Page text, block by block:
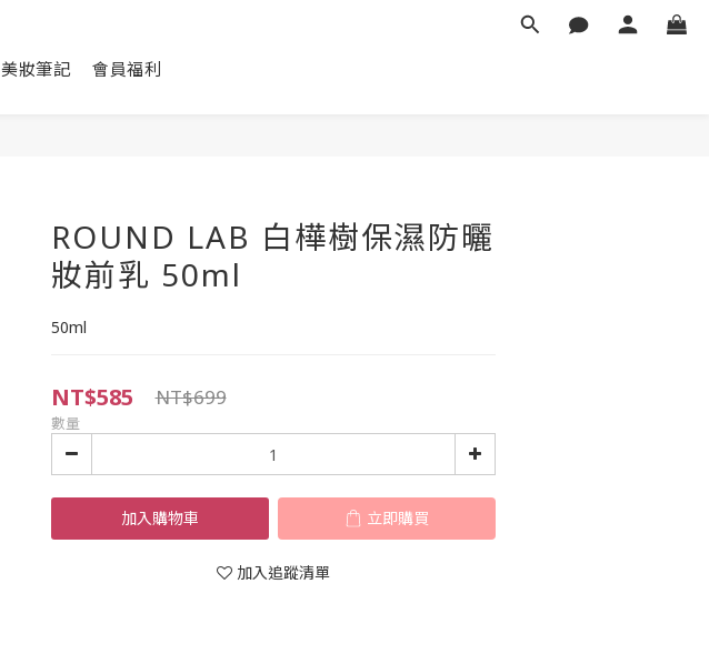
美妝筆記 會員福利
ROUND LAB 白樺樹保濕防曬
妝前乳 50ml
50ml
NT$585 NT$699
數量
加入購物車 立即購買
加入追蹤清單